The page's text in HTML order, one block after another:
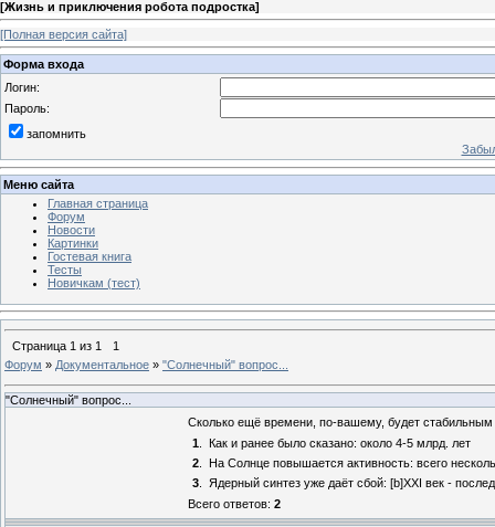
[Жизнь и приключения робота подростка]
[Полная версия сайта]
Форма входа
Логин:
Пароль:
запомнить
Меню сайта
Главная страница
Форум
Новости
Картинки
Гостевая книга
Тесты
Новичкам (тест)
Страница 1 из 1
1
Форум » Документальное » "Солнечный" вопрос...
"Солнечный" вопрос...
Сколько ещё времени, по-вашему, будет
1.
Как и ранее было сказано: около 4-5 млрд. лет
2.
На Солнце повышается активность: всего
3.
Ядерный синтез уже даёт сбой: [b]XXI век -
Всего ответов: 2